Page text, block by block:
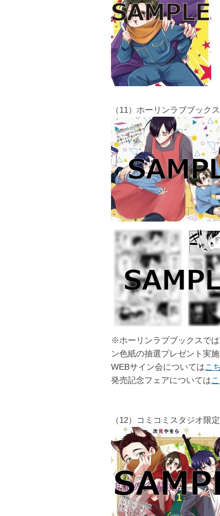
（11）ホーリンラブブッ
※ホーリンラブブックスで
ン色紙の抽選プレゼント実
WEBサイン会についてはこ
発売記念フェアについては
（12）コミコミスタジオ